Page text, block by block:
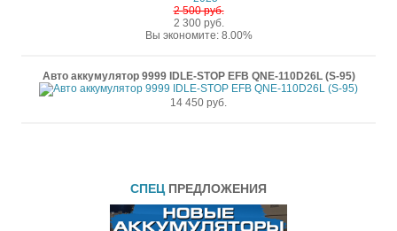
СПЕЦ ПРЕДЛОЖЕНИЯ
2 500 руб.
2 300 руб.
Вы экономите: 8.00%
Авто аккумулятор 9999 IDLE-STOP EFB QNE-110D26L (S-95)
14 450 руб.